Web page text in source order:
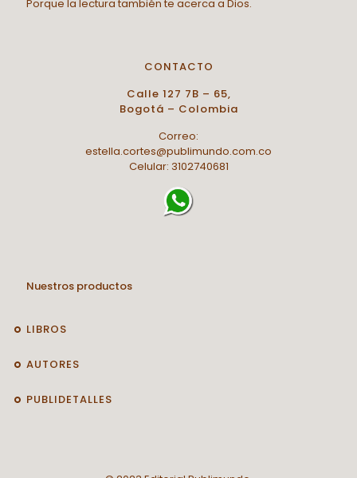
Porque la lectura también te acerca a Dios.
CONTACTO
Calle 127 7B – 65,
Bogotá – Colombia
Correo:
estella.cortes@publimundo.com.co
Celular: 3102740681
Nuestros productos
LIBROS
AUTORES
PUBLIDETALLES